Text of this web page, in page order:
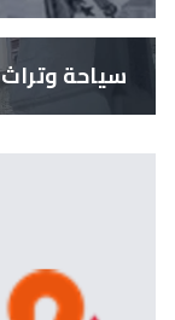
سياحة وتراث